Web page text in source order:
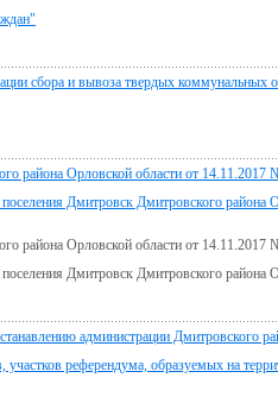
сбора и вывоза твердых коммунальных
района Орловской области от
Дмитровск Дмитровского района
района Орловской области от
Дмитровск Дмитровского района
администрации Дмитровского
участков референдума, образуемых на